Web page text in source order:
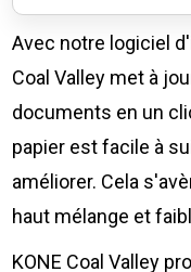
Avec notre logiciel
Coal Valley met à
documents en un
papier est facile à
améliorer. Cela
haut mélange et
KONE Coal Valley